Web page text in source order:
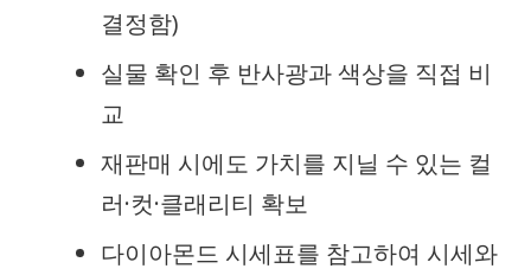
결정함)
실물 확인 후 반사광과 색상을 직접 비
교
재판매 시에도 가치를 지닐 수 있는 컬
러·컷·클래리티 확보
다이아몬드 시세표를 참고하여 시세와